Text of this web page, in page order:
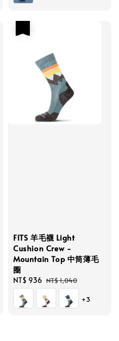
FITS 羊毛襪 Light
Cushion Crew -
Mountain Top 中筒薄毛
圈
Sale
price
NT$ 936 Regular
price
NT$ 1,040
+3